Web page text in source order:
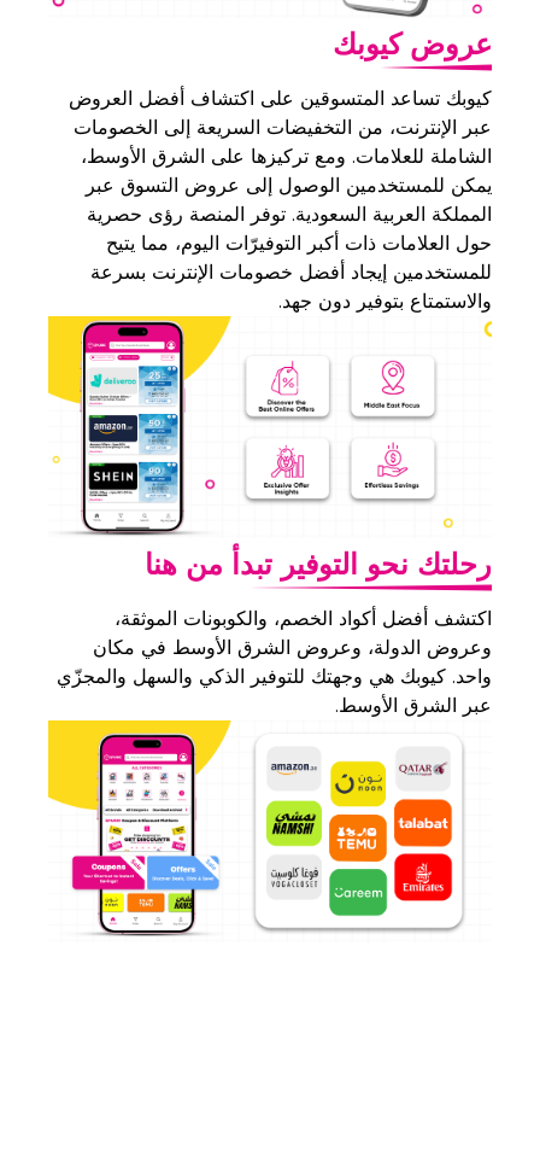
عروض كيوبك
كيوبك تساعد المتسوقين على اكتشاف أفضل العروض
عبر الإنترنت، من التخفيضات السريعة إلى الخصومات
الشاملة للعلامات. ومع تركيزها على الشرق الأوسط،
يمكن للمستخدمين الوصول إلى عروض التسوق عبر
المملكة العربية السعودية. توفر المنصة رؤى حصرية
حول العلامات ذات أكبر التوفيرّات اليوم، مما يتيح
للمستخدمين إيجاد أفضل خصومات الإنترنت بسرعة
والاستمتاع بتوفير دون جهد.
رحلتك نحو التوفير تبدأ من هنا
اكتشف أفضل أكواد الخصم، والكوبونات الموثقة،
وعروض الدولة، وعروض الشرق الأوسط في مكان
واحد. كيوبك هي وجهتك للتوفير الذكي والسهل والمجزّي
عبر الشرق الأوسط.